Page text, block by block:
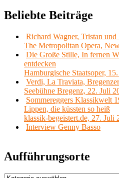
Beliebte Beiträge
Richard Wagner, Tristan
The Metropolitan Opera,
Die Große Stille, In fernen
entdecken
Hamburgische Staatsoper,
Verdi, La Traviata,
Seebühne Bregenz, 22. Juli
Sommereggers Klassikwelt
Lippen, die küssten so heiß
klassik-begeistert.de, 27. Juli
Interview Genny Basso
Aufführungsorte